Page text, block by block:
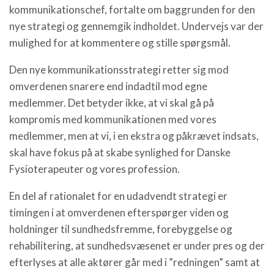
kommunikationschef, fortalte om baggrunden for den
nye strategi og gennemgik indholdet. Undervejs var der
mulighed for at kommentere og stille spørgsmål.
Den nye kommunikationsstrategi retter sig mod
omverdenen snarere end indadtil mod egne
medlemmer. Det betyder ikke, at vi skal gå på
kompromis med kommunikationen med vores
medlemmer, men at vi, i en ekstra og påkrævet indsats,
skal have fokus på at skabe synlighed for Danske
Fysioterapeuter og vores profession.
En del af rationalet for en udadvendt strategi er
timingen i at omverdenen efterspørger viden og
holdninger til sundhedsfremme, forebyggelse og
rehabilitering, at sundhedsvæsenet er under pres og der
efterlyses at alle aktører går med i ”redningen” samt at